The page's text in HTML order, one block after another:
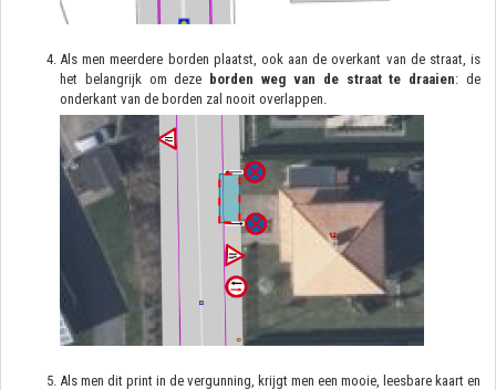
Als men meerdere borden plaatst, ook aan de overkant van de straat, is
het belangrijk om deze borden weg van de straat te draaien: de
onderkant van de borden zal nooit overlappen.
Als men dit print in de vergunning, krijgt men een mooie, leesbare kaart en